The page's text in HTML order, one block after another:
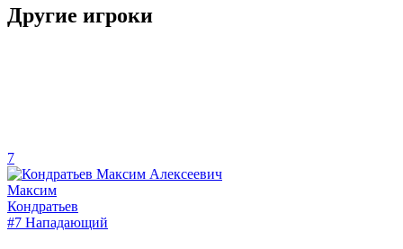
Другие игроки
7
Максим
Кондратьев
#7 Нападающий